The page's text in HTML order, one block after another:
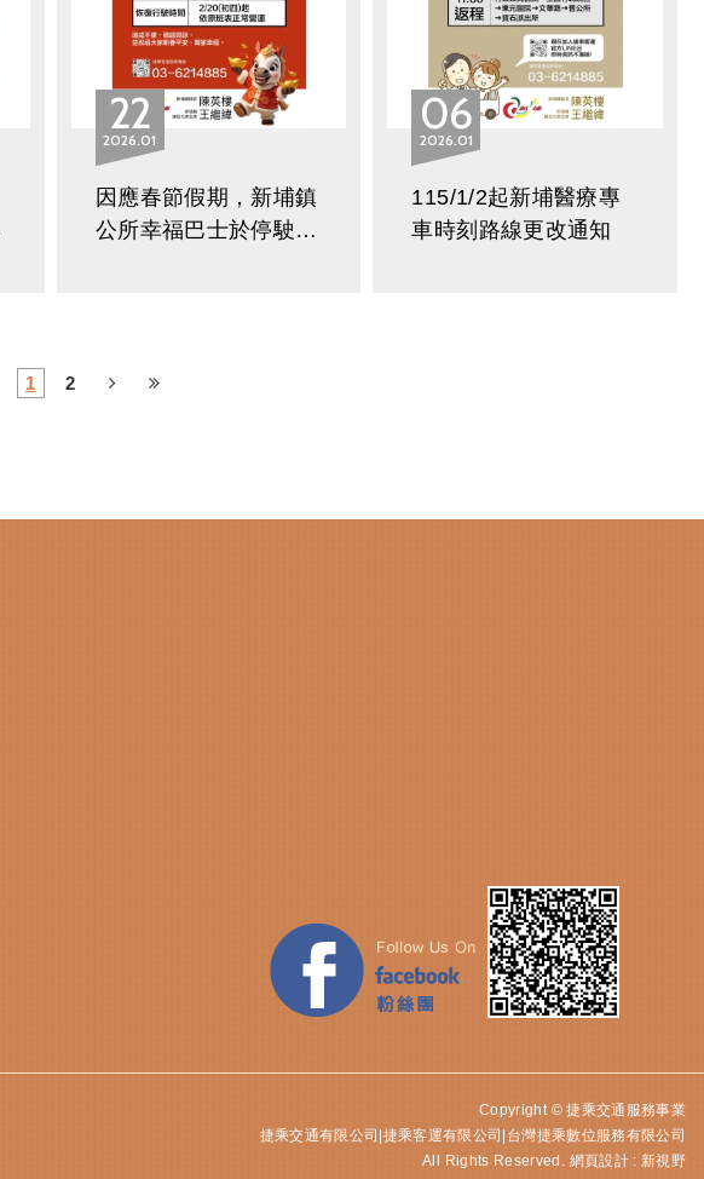
2201
2026
因應春節假期，新埔鎮
公所幸福巴士於停駛
06
01
2026
115/1/2起新埔醫療專
車時刻路線更改通知
1 2
Copyright © 捷乘交通服務事業
捷乘交通有限公司|捷乘客運有限公司|台灣捷乘數位服務有限公司
All Rights Reserved.
網頁設計 : 新視野